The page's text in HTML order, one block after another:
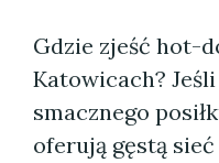
Gdzie zjeść hot-
Katowicach?
smacznego
oferują gęstą